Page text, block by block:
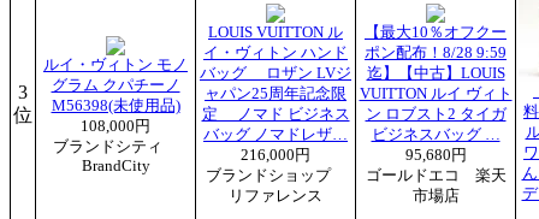
3
位
ルイ・ヴィトン モノ
グラム クパチーノ
M56398(未使用品)
108,000円
ブランドシティ
BrandCity
LOUIS VUITTON ル
イ・ヴィトン ハンド
バッグ ロザン LVジ
ャパン25周年記念限
定 ノマド ビジネス
バッグ ノマドレザ…
216,000円
ブランドショップ
リファレンス
【最大10％オフクー
ポン配布！8/28 9:59
迄】【中古】LOUIS
VUITTON ルイ ヴィト
ン ロブスト2 タイガ
ビジネスバッグ …
95,680円
ゴールドエコ 楽天
市場店